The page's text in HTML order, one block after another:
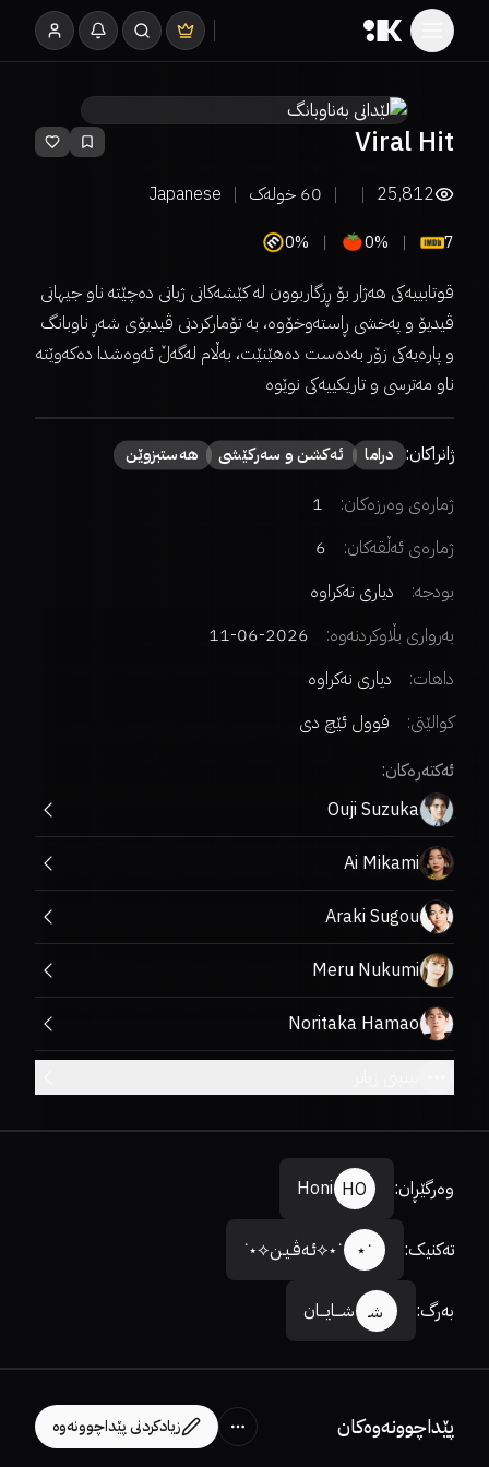
Viral Hit
25,812
60 خولەک Japanese
7
0%
0%
قوتابییەکی هەژار بۆ ڕزگاربوون لە کێشەکانی ژیانی دەچێتە ناو جیهانی
ڤیدیۆ و پەخشی ڕاستەوخۆوە، بە تۆمارکردنی ڤیدیۆی شەڕ ناوبانگ
و پارەیەکی زۆر بەدەست دەهێنێت، بەڵام لەگەڵ ئەوەشدا دەکەوێتە
ناو مەترسی و تاریکییەکی نوێوە
ژانراکان: دراما ئەکشن و سەرکێشی هەستبزوێن
ژمارەی وەرزەکان:
1
ژمارەی ئەڵقەکان:
6
بودجە:
دیاری نەکراوە
بەرواری بڵاوکردنەوە:
2026-06-11
داهات:
دیاری نەکراوە
کوالێتی:
فوول ئێچ دی
ئەکتەرەکان:
Ouji Suzuka
Ai Mikami
Araki Sugou
Meru Nukumi
Noritaka Hamao
وەرگێڕان:
HO
Honi
تەکنیک:
˙⋆ ˙⋆⟡ئـەڤـیـن⟡⋆˙
بەرگ: شـ شـــایـــان
پێداچوونەوەکان زیادکردنی پێداچوونەوە